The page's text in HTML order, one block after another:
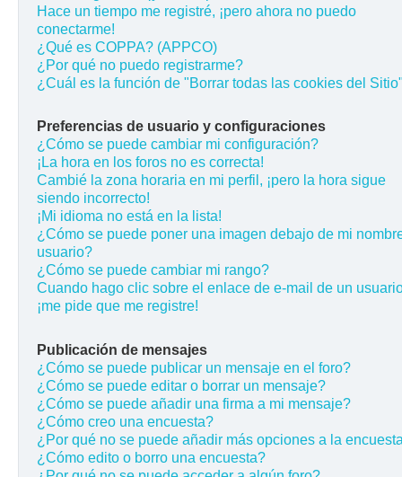
Hace un tiempo me registré, ¡pero ahora no puedo
conectarme!
¿Qué es COPPA? (APPCO)
¿Por qué no puedo registrarme?
¿Cuál es la función de "Borrar todas las cookies del
Preferencias de usuario y configuraciones
¿Cómo se puede cambiar mi configuración?
¡La hora en los foros no es correcta!
Cambié la zona horaria en mi perfil, ¡pero la hora sigue
siendo incorrecto!
¡Mi idioma no está en la lista!
¿Cómo se puede poner una imagen debajo de mi
usuario?
¿Cómo se puede cambiar mi rango?
Cuando hago clic sobre el enlace de e-mail de un
¡me pide que me registre!
Publicación de mensajes
¿Cómo se puede publicar un mensaje en el foro?
¿Cómo se puede editar o borrar un mensaje?
¿Cómo se puede añadir una firma a mi mensaje?
¿Cómo creo una encuesta?
¿Por qué no se puede añadir más opciones a la
¿Cómo edito o borro una encuesta?